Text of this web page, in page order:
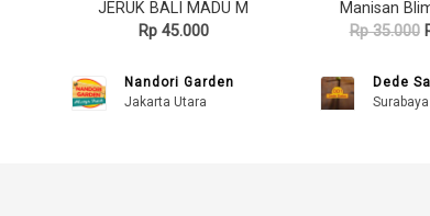
JERUK BALI MADU M
Rp 45.000
Nandori Garden
Jakarta Utara
Rp 35.000
Dede
Surabaya